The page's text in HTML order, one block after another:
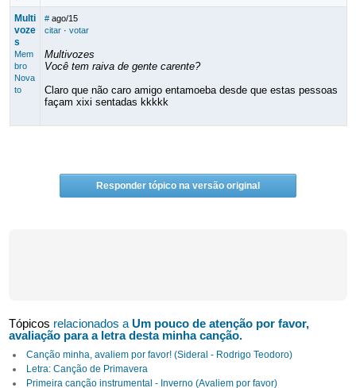
Multi
voze
s
Mem
bro
Nova
to
# ago/15
citar· votar
Multivozes
Você tem raiva de gente carente?
Claro que não caro amigo entamoeba desde que estas pessoas
façam xixi sentadas kkkkk
Responder tópico na versão original
Tópicos relacionados aUm pouco de atenção por favor,
avaliação para a letra desta minha canção.
Canção minha, avaliem por favor! (Sideral - Rodrigo Teodoro)
Letra: Canção de Primavera
Primeira canção instrumental - Inverno (Avaliem por favor)